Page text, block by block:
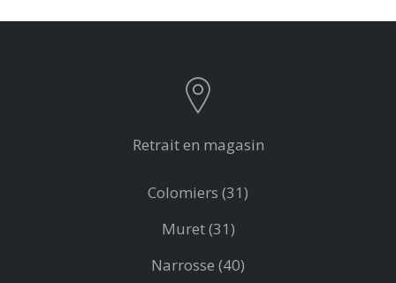
Retrait en magasin
Colomiers (31)
Muret (31)
Narrosse (40)